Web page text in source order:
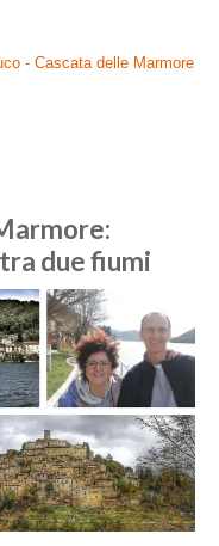
- Cascata delle Marmore
due fiumi